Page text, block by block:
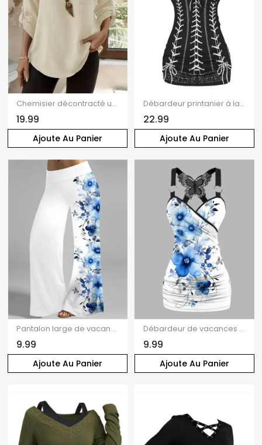
Ajoute Au Panier
Chemisier décontracté uni à col montant et manches retroussables
19.99
Ajoute Au Panier
Débardeur printanier à lacets et nœud papillon imprimé 3D
22.99
Ajoute Au Panier
Pantalon large de vacances à imprimé floral et taille haute élastique
9.99
Ajoute Au Panier
Débardeur de vacances à imprimé floral et papillons, en dentelle et décolleté cache-cœur
9.99